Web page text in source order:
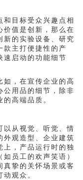
目标受众兴趣点相
价值是创新，那么在
新的实验设备、研究
款主打便捷性的产
速启动的功能细节
，在宣传企业的高
公用品的细节，除非
高端品质。
从视觉、听觉、情
外观造型、企业建筑
，产品运行时的独
员工的欢声笑语）
挚的关怀场景或客
观众。